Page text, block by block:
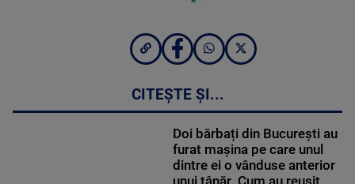
CITEȘTE ȘI...
Doi bărbați din București au
furat mașina pe care unul
dintre ei o vânduse anterior
unui tânăr. Cum au reușit